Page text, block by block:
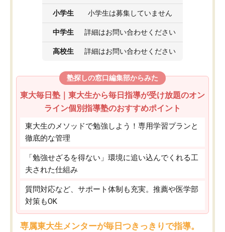
小学生 小学生は募集していません
中学生 詳細はお問い合わせください
高校生 詳細はお問い合わせください
塾探しの窓口編集部からみた
東大毎日塾｜東大生から毎日指導が受け放題のオン
ライン個別指導塾のおすすめポイント
東大生のメソッドで勉強しよう！専用学習プランと
徹底的な管理
「勉強せざるを得ない」環境に追い込んでくれる工
夫された仕組み
質問対応など、サポート体制も充実。推薦や医学部
対策もOK
専属東大生メンターが毎日つきっきりで指導。